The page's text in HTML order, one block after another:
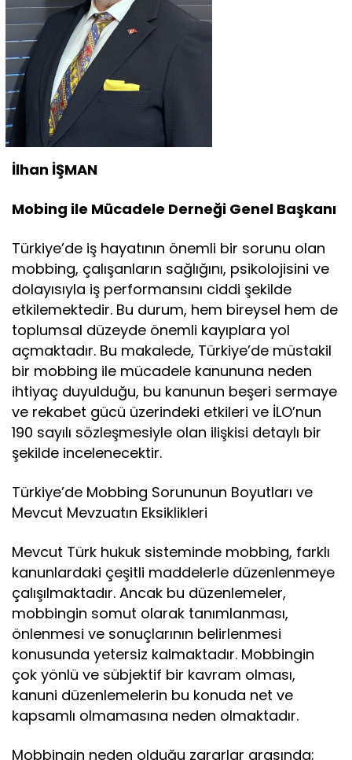
İlhan İŞMAN
Mobing ile Mücadele Derneği Genel Başkanı
Türkiye’de iş hayatının önemli bir sorunu olan
mobbing, çalışanların sağlığını, psikolojisini ve
dolayısıyla iş performansını ciddi şekilde
etkilemektedir. Bu durum, hem bireysel hem de
toplumsal düzeyde önemli kayıplara yol
açmaktadır. Bu makalede, Türkiye’de müstakil
bir mobbing ile mücadele kanununa neden
ihtiyaç duyulduğu, bu kanunun beşeri sermaye
ve rekabet gücü üzerindeki etkileri ve İLO’nun
190 sayılı sözleşmesiyle olan ilişkisi detaylı bir
şekilde incelenecektir.
Türkiye’de Mobbing Sorununun Boyutları ve
Mevcut Mevzuatın Eksiklikleri
Mevcut Türk hukuk sisteminde mobbing, farklı
kanunlardaki çeşitli maddelerle düzenlenmeye
çalışılmaktadır. Ancak bu düzenlemeler,
mobbingin somut olarak tanımlanması,
önlenmesi ve sonuçlarının belirlenmesi
konusunda yetersiz kalmaktadır. Mobbingin
çok yönlü ve sübjektif bir kavram olması,
kanuni düzenlemelerin bu konuda net ve
kapsamlı olmamasına neden olmaktadır.
Mobbingin neden olduğu zararlar arasında;